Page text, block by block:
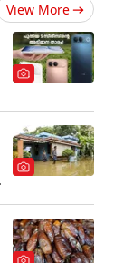
View More